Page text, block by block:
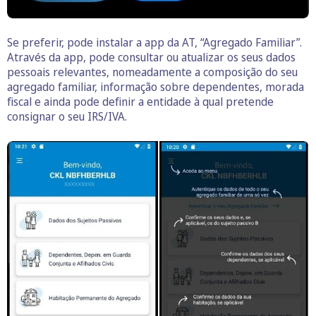
Se preferir, pode instalar a app da AT, “Agregado Familiar”.
Através da app, pode consultar ou atualizar os seus dados
pessoais relevantes, nomeadamente a composição do seu
agregado familiar, informação sobre dependentes, morada
fiscal e ainda pode definir a entidade à qual pretende
consignar o seu IRS/IVA.